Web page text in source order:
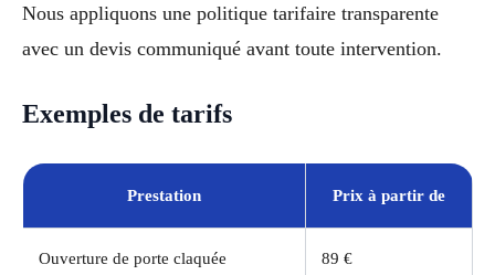
Nous appliquons une politique tarifaire transparente
avec un devis communiqué avant toute intervention.
Exemples de tarifs
Prestation Prix à partir de
Ouverture de porte claquée 89 €